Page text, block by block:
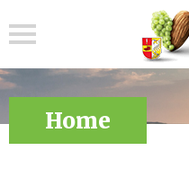
Home